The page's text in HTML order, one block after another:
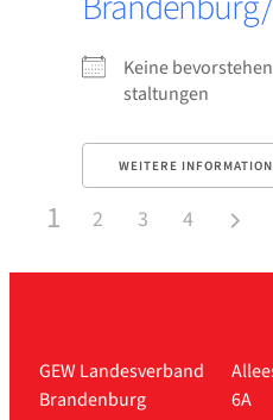
Kei­ne
stal­tun­gen
WEI­TE­RE
1 2 3 4
GEW Landesverband
Brandenburg
6A